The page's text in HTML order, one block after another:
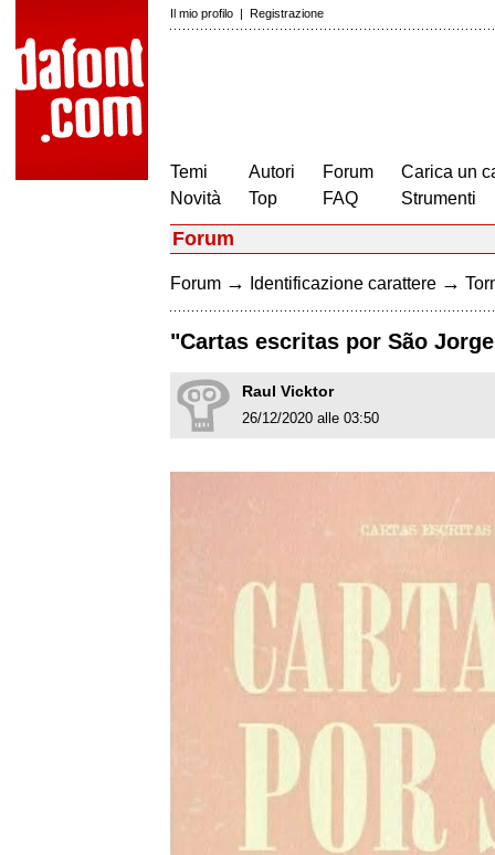
Il mio profilo | Registrazione
Temi
Novità
Autori
Top
Forum
FAQ
Carica un
Strumenti
Forum
Forum → Identificazione carattere →
"Cartas escritas por São
Raul Vicktor
26/12/2020 alle 03:50